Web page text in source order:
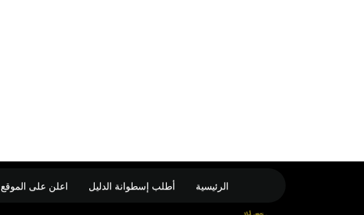
الرئيسية أطلب إسطوانة الدليل اعلن على الموقع